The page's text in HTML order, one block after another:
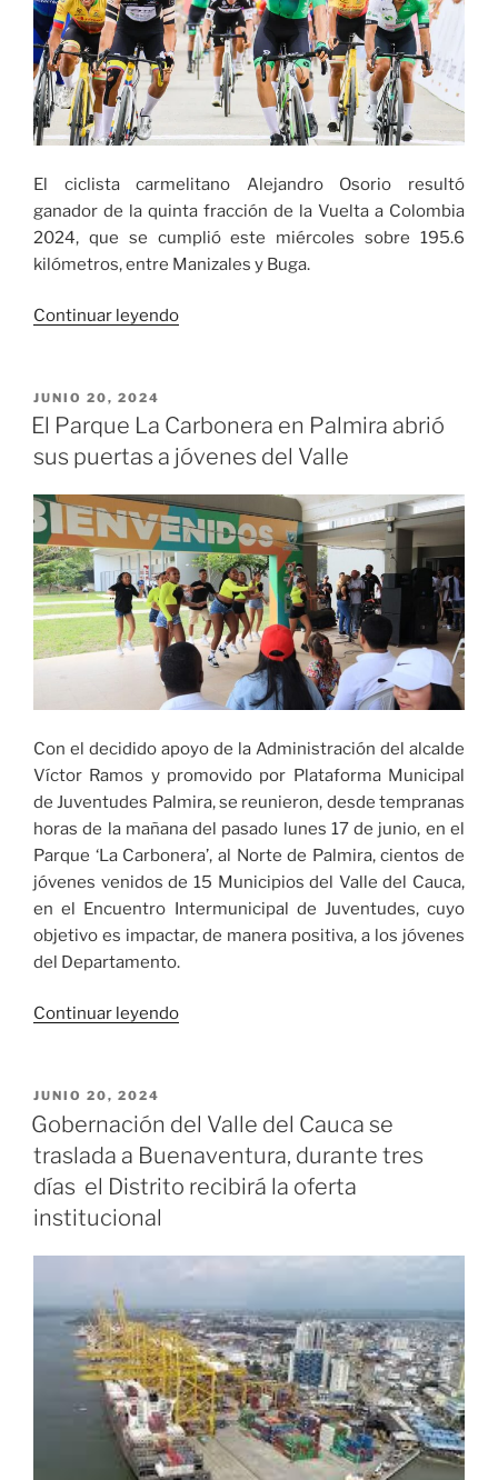
El ciclista carmelitano Alejandro Osorio resultó
ganador de la quinta fracción de la Vuelta a Colombia
2024, que se cumplió este miércoles sobre 195.6
kilómetros, entre Manizales y Buga.
Continuar leyendo«Alejandro
de
la
fracción
de
la
Vuelta
a
Colombia
2024»
PUBLICADO
EL
JUNIO 20, 2024
El Parque La Carbonera en Palmira abrió
sus puertas a jóvenes del Valle
Con el decidido apoyo de la Administración del alcalde
Víctor Ramos y promovido por Plataforma Municipal
de Juventudes Palmira, se reunieron, desde tempranas
horas de la mañana del pasado lunes 17 de junio, en el
Parque ‘La Carbonera’, al Norte de Palmira, cientos de
jóvenes venidos de 15 Municipios del Valle del Cauca,
en el Encuentro Intermunicipal de Juventudes, cuyo
objetivo es impactar, de manera positiva, a los jóvenes
del Departamento.
Continuar leyendo«El
en
sus
a
jóvenes
del
Valle»
PUBLICADO
EL
JUNIO 20, 2024
Gobernación del Valle del Cauca se
traslada a Buenaventura, durante tres
días el Distrito recibirá la oferta
institucional